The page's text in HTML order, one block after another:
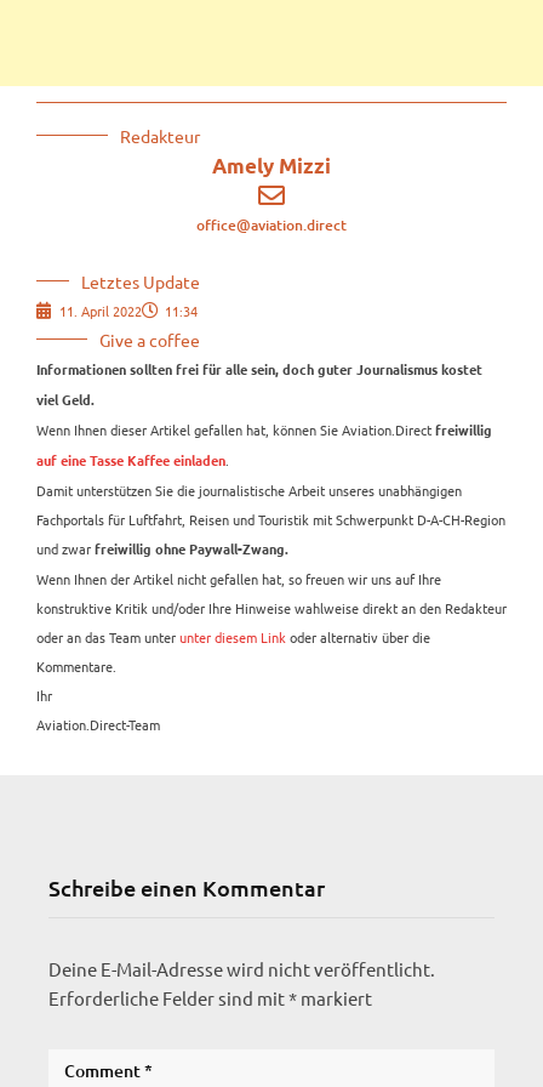
Redakteur
Amely Mizzi
office@aviation.direct
Letztes Update
11. April 2022 11:34
Give a coffee
Informationen sollten frei für alle sein, doch guter Journalismus kostet
viel Geld.
Wenn Ihnen dieser Artikel gefallen hat, können Sie Aviation.Direct freiwillig
auf eine Tasse Kaffee einladen
Damit unterstützen Sie die journalistische Arbeit unseres unabhängigen
Fachportals für Luftfahrt, Reisen und Touristik mit Schwerpunkt D-A-CH-Region
und zwar freiwillig ohne Paywall-Zwang.
Wenn Ihnen der Artikel nicht gefallen hat, so freuen wir uns auf Ihre
konstruktive Kritik und/oder Ihre Hinweise wahlweise direkt an den Redakteur
oder an das Team unterunter diesem Link oder alternativ über die
Kommentare.
Ihr
Aviation.Direct-Team
Schreibe einen Kommentar
Deine E-Mail-Adresse wird nicht veröffentlicht.
Erforderliche Felder sind mit* markiert